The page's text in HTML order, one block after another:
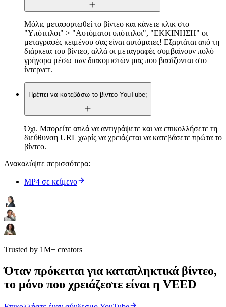
Μόλις μεταφορτωθεί το βίντεο και κάνετε κλικ στο
"Υπότιτλοι" > "Αυτόματοι υπότιτλοι", "ΕΚΚΙΝΗΣΗ" οι
μεταγραφές κειμένου σας είναι αυτόματες! Εξαρτάται από τη
διάρκεια του βίντεο, αλλά οι μεταγραφές συμβαίνουν πολύ
γρήγορα μέσω των διακομιστών μας που βασίζονται στο
ίντερνετ.
Πρέπει να κατεβάσω το βίντεο YouTube;
Όχι. Μπορείτε απλά να αντιγράψετε και να επικολλήσετε τη
διεύθυνση URL χωρίς να χρειάζεται να κατεβάσετε πρώτα το
βίντεο.
Ανακαλύψτε περισσότερα:
MP4 σε κείμενο
Trusted by 1M+ creators
Όταν πρόκειται για καταπληκτικά βίντεο,
το μόνο που χρειάζεστε είναι η VEED